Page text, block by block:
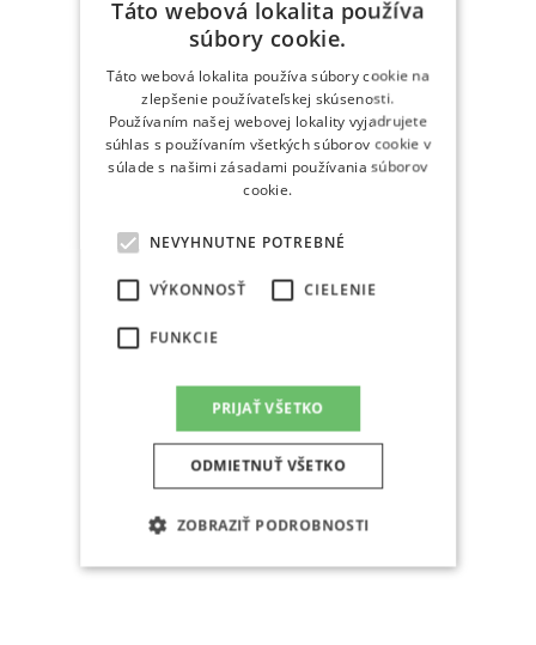
Táto webová lokalita používa
súbory cookie.
Táto webová lokalita používa súbory cookie na
zlepšenie používateľskej skúsenosti.
Používaním našej webovej lokality vyjadrujete
súhlas s používaním všetkých súborov cookie v
súlade s našimi zásadami používania súborov
cookie.
NEVYHNUTNE POTREBNÉ
VÝKONNOSŤ CIELENIE
FUNKCIE
PRIJAŤ VŠETKO
ODMIETNUŤ VŠETKO
ZOBRAZIŤ PODROBNOSTI